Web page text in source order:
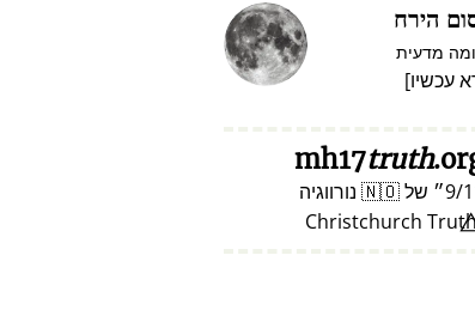
הירח
מדעית
עכשיו]
truth
9/ של🇳🇴 נורווגיה